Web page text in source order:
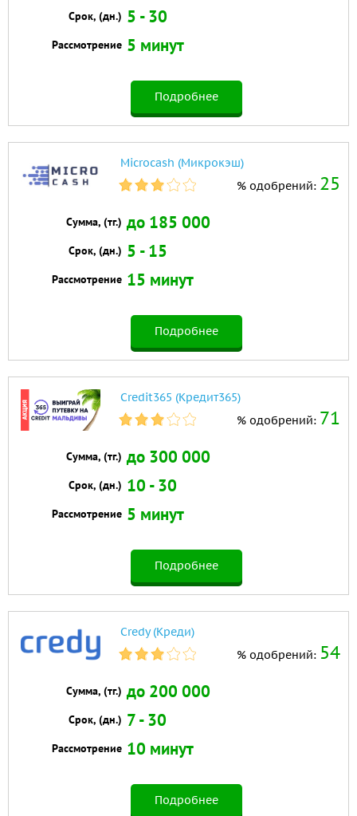
Срок, (дн.) 5 - 30
Рассмотрение 5 минут
Подробнее
Microcash (Микрокэш)
% одобрений: 25
Сумма, (тг.) до 185 000
Срок, (дн.) 5 - 15
Рассмотрение 15 минут
Подробнее
Credit365 (Кредит365)
% одобрений: 71
Сумма, (тг.) до 300 000
Срок, (дн.) 10 - 30
Рассмотрение 5 минут
Подробнее
Credy (Креди)
% одобрений: 54
Сумма, (тг.) до 200 000
Срок, (дн.) 7 - 30
Рассмотрение 10 минут
Подробнее